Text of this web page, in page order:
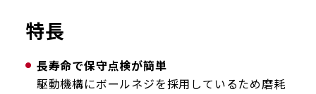
特長
長寿命で保守点検が簡単
駆動機構にボールネジを採用しているため磨耗